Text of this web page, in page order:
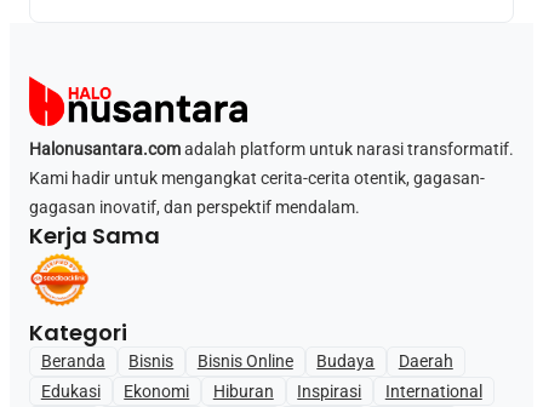
Halonusantara.comadalah platform untuk narasi transformatif.
Kami hadir untuk mengangkat cerita-cerita otentik, gagasan-
gagasan inovatif, dan perspektif mendalam.
Kerja Sama
Kategori
Beranda Bisnis Bisnis Online Budaya
Daerah
Edukasi
Ekonomi Hiburan Inspirasi International